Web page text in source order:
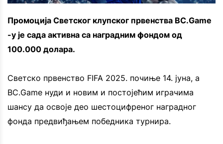
Промоција Светског клупског првенства BC.Game
-у је сада активна са наградним фондом од
100.000 долара.
Светско првенство FIFA 2025. почиње 14. јуна, а
BC.Game нуди и новим и постојећим играчима
шансу да освоје део шестоцифреног наградног
фонда предвиђањем победника турнира.